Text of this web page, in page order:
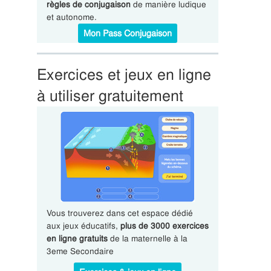
règles de conjugaisonde manière ludique
et autonome.
Mon Pass Conjugaison
Exercices et jeux en ligne
à utiliser gratuitement
Vous trouverez dans cet espace dédié
aux jeux éducatifs, plus de 3000 exercices
en ligne gratuitsde la maternelle à la
3eme Secondaire